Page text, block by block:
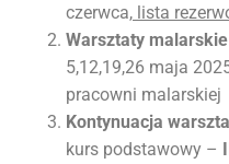
czerwca, lista
Warsztaty malarskie
5,12,19,26 maja
pracowni malarskiej
Kontynuacja
kurs podstawowy –